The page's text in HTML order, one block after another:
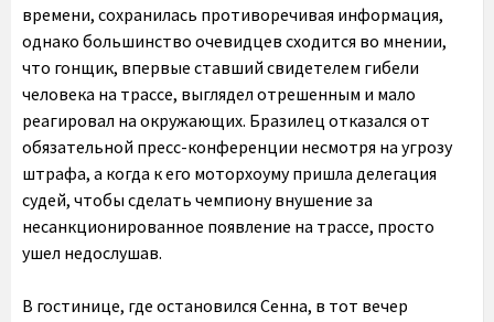
времени, сохранилась противоречивая информация,
однако большинство очевидцев сходится во мнении,
что гонщик, впервые ставший свидетелем гибели
человека на трассе, выглядел отрешенным и мало
реагировал на окружающих. Бразилец отказался от
обязательной пресс-конференции несмотря на угрозу
штрафа, а когда к его моторхоуму пришла делегация
судей, чтобы сделать чемпиону внушение за
несанкционированное появление на трассе, просто
ушел недослушав.
В гостинице, где остановился Сенна, в тот вечер